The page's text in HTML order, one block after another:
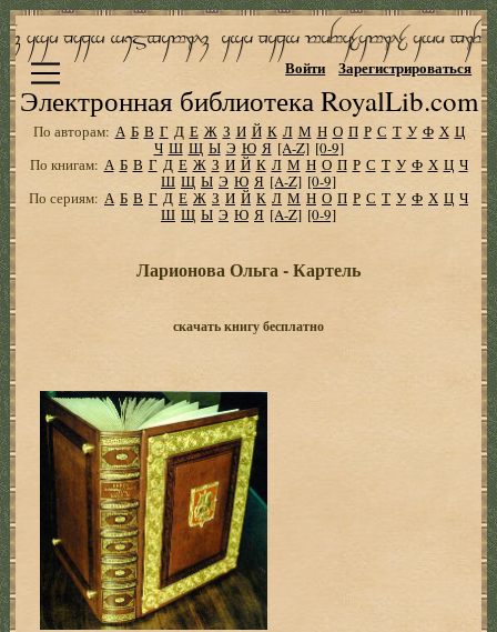
Электронная библиотека RoyalLib.com
Войти Зарегистрироваться
По авторам: А Б В Г Д Е Ж З И Й К Л М Н О П Р С Т У Ф Х Ц
Ч Ш Щ Ы Э Ю Я [A-Z] [0-9]
По книгам: А Б В Г Д Е Ж З И Й К Л М Н О П Р С Т У Ф Х Ц Ч
Ш Щ Ы Э Ю Я [A-Z] [0-9]
По сериям: А Б В Г Д Е Ж З И Й К Л М Н О П Р С Т У Ф Х Ц Ч
Ш Щ Ы Э Ю Я [A-Z] [0-9]
Ларионова Ольга - Картель
скачать книгу бесплатно